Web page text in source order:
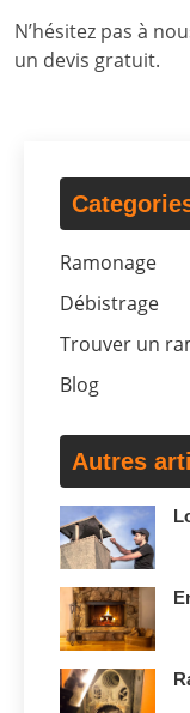
N’hésitez pas à
un devis gratuit.
Ramonage
Débistrage
Trouver un
Blog
Autres